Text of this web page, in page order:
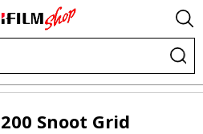
Flaş Aksesuarları
Snoot Grid